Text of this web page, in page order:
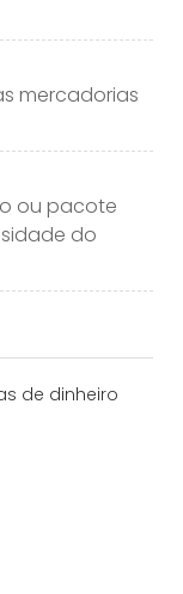
mercadorias
ou pacote
do